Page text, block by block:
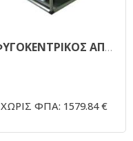
ΦΥΓΟΚΕΝΤΡΙΚΟΣ ΑΠΟΡΡΟΦΗΤΗΡΑΣ ΜΟΝΗΣ ΑΝΑΡΡΟΦΗΣΗΣ ΗΧΟΜΟΝΩΜΕΝΟΣ 1450RPM - Φ450 7,5ΗΡ 380V
ΧΩΡΙΣ ΦΠΑ: 1579.84 €